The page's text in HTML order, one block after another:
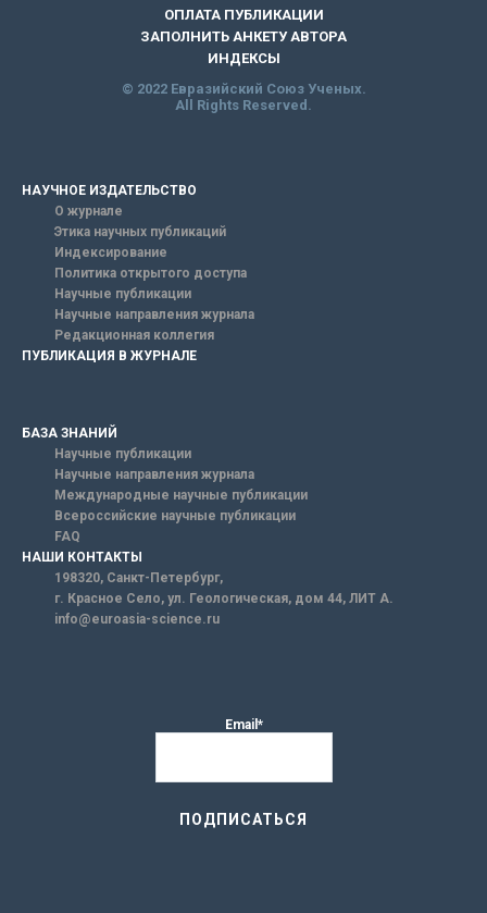
ОПЛАТА ПУБЛИКАЦИИ
ЗАПОЛНИТЬ АНКЕТУ АВТОРА
ИНДЕКСЫ
© 2022 Евразийский Союз Ученых.
All Rights Reserved.
НАУЧНОЕ ИЗДАТЕЛЬСТВО
О журнале
Этика научных публикаций
Индексирование
Политика открытого доступа
Научные публикации
Научные направления журнала
Редакционная коллегия
ПУБЛИКАЦИЯ В ЖУРНАЛЕ
БАЗА ЗНАНИЙ
Научные публикации
Научные направления журнала
Международные научные публикации
Всероссийские научные публикации
FAQ
НАШИ КОНТАКТЫ
198320, Санкт-Петербург,
г. Красное Село, ул. Геологическая, дом 44, ЛИТ А.
info@euroasia-science.ru
Email*